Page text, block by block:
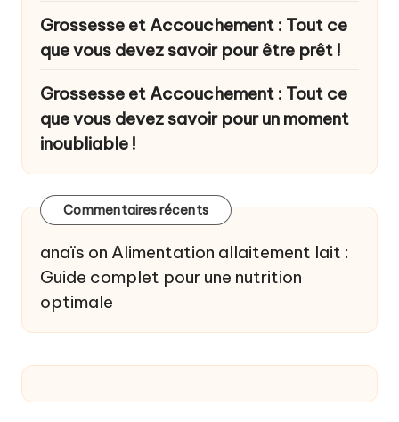
Grossesse et Accouchement : Tout ce
que vous devez savoir pour être prêt !
Grossesse et Accouchement : Tout ce
que vous devez savoir pour un moment
inoubliable !
Commentaires récents
anaïs on Alimentation allaitement lait :
Guide complet pour une nutrition
optimale